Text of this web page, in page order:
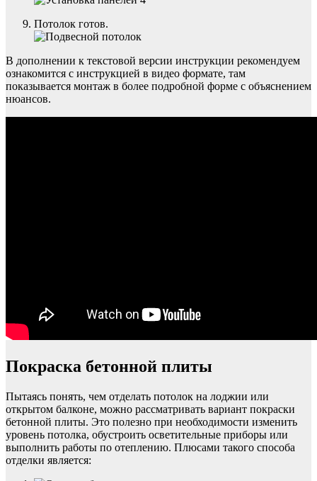
Потолок готов.
В дополнении к текстовой версии инструкции рекомендуем
ознакомится с инструкцией в видео формате, там
показывается монтаж в более подробной форме с объяснением
нюансов.
Покраска бетонной плиты
Пытаясь понять, чем отделать потолок на лоджии или
открытом балконе, можно рассматривать вариант покраски
бетонной плиты. Это полезно при необходимости изменить
уровень потолка, обустроить осветительные приборы или
выполнить работы по отеплению. Плюсами такого способа
отделки является: